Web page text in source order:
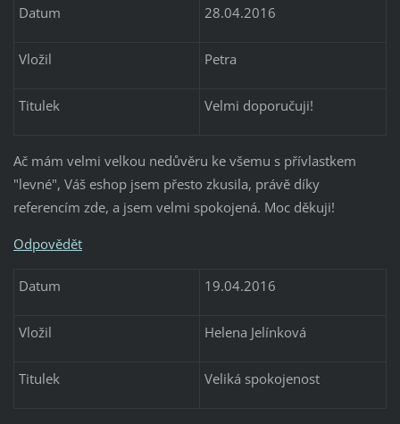
Datum 28.04.2016
Vložil Petra
Titulek Velmi doporučuji!
Ač mám velmi velkou nedůvěru ke všemu s přívlastkem
"levné", Váš eshop jsem přesto zkusila, právě díky
referencím zde, a jsem velmi spokojená. Moc děkuji!
Odpovědět
Datum 19.04.2016
Vložil Helena Jelínková
Titulek Veliká spokojenost